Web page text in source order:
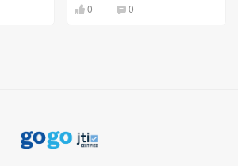
0 0